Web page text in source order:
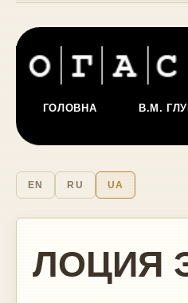
ГОЛОВНА В.М.
EN RU UA
ЛОЦИЯ